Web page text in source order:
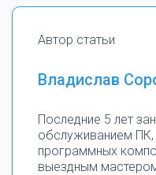
Автор статьи
Владислав
Последние 5 лет
обслуживанием ПК,
программных
выездным